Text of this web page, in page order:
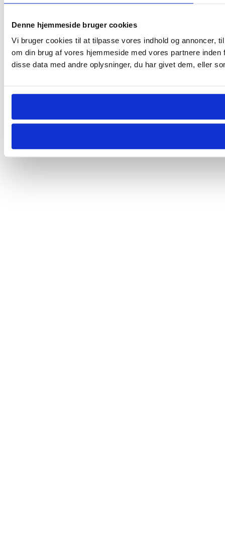
Denne hjemmeside bruger cookies
Vi bruger cookies til at tilpasse vores indhold og annoncer,
om din brug af vores hjemmeside med vores partnere
disse data med andre oplysninger, du har givet dem, eller